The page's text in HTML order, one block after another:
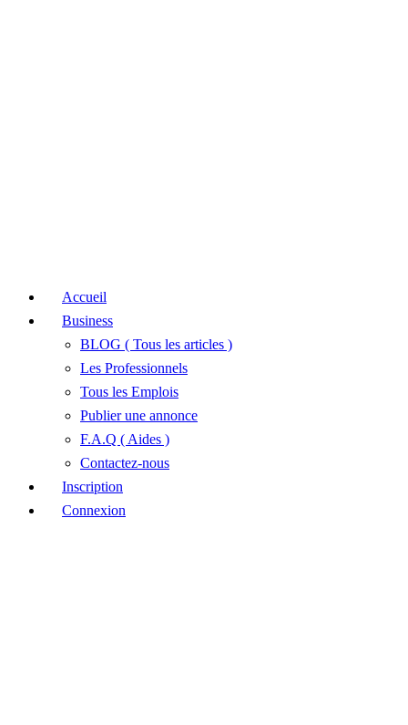
Accueil
Business
BLOG ( Tous les articles )
Les Professionnels
Tous les Emplois
Publier une annonce
F.A.Q ( Aides )
Contactez-nous
Inscription
Connexion